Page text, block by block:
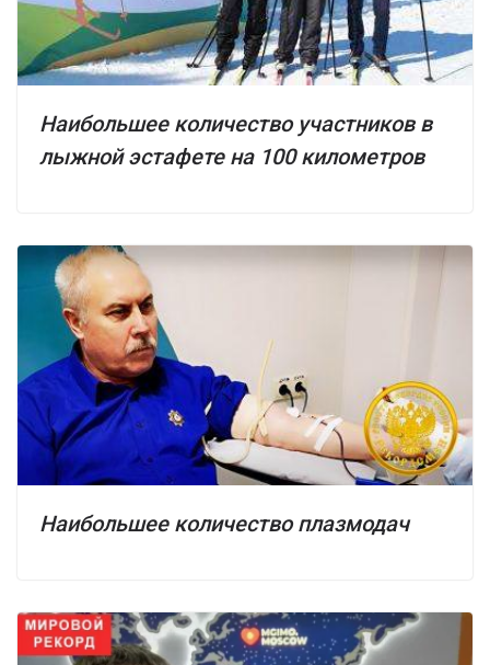
Наибольшее количество участников в
лыжной эстафете на 100 километров
Наибольшее количество плазмодач